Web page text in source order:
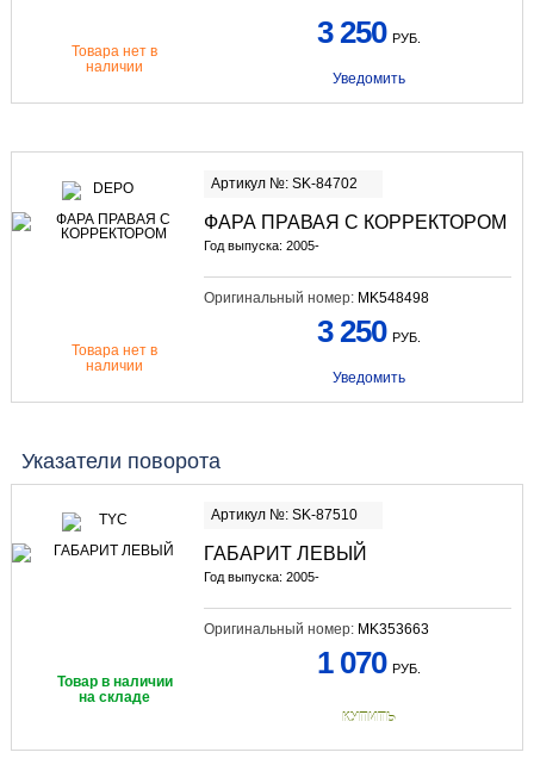
Товара нет в
наличии
3 250 РУБ.
Уведомить
Артикул №: SK-84702
ФАРА ПРАВАЯ С КОРРЕКТОРОМ
Год выпуска: 2005-
Оригинальный номер: MK548498
Товара нет в
наличии
3 250 РУБ.
Уведомить
Указатели поворота
Артикул №: SK-87510
ГАБАРИТ ЛЕВЫЙ
Год выпуска: 2005-
Оригинальный номер: MK353663
Товар в наличии
на складе
1 070 РУБ.
КУПИТЬ